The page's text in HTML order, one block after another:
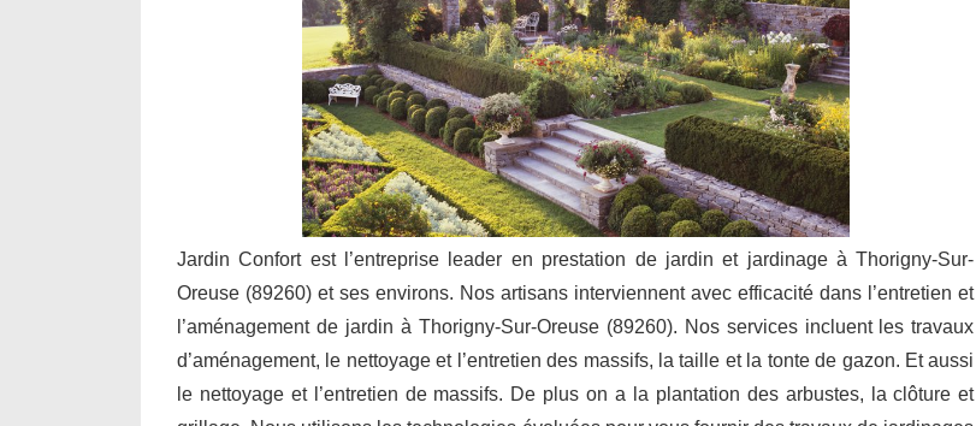
Jardin Confort est l’entreprise leader en prestation de jardin et jardinage à Thorigny-Sur-
Oreuse (89260) et ses environs. Nos artisans interviennent avec efficacité dans l’entretien et
l’aménagement de jardin à Thorigny-Sur-Oreuse (89260). Nos services incluent les travaux
d’aménagement, le nettoyage et l’entretien des massifs, la taille et la tonte de gazon. Et aussi
le nettoyage et l’entretien de massifs. De plus on a la plantation des arbustes, la clôture et